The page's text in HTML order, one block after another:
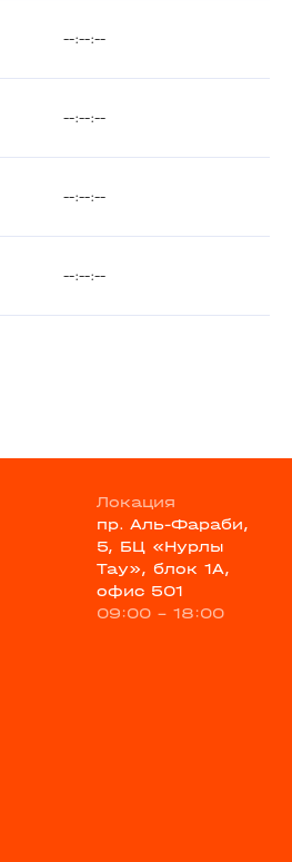
--:--:--
--:--:--
--:--:--
--:--:--
Локация
пр. Аль-Фараби,
5, БЦ «Нурлы
Тау», блок 1А,
офис 501
09:00 - 18:00